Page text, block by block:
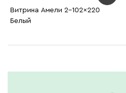
Витрина Амели 2-102x220
Белый